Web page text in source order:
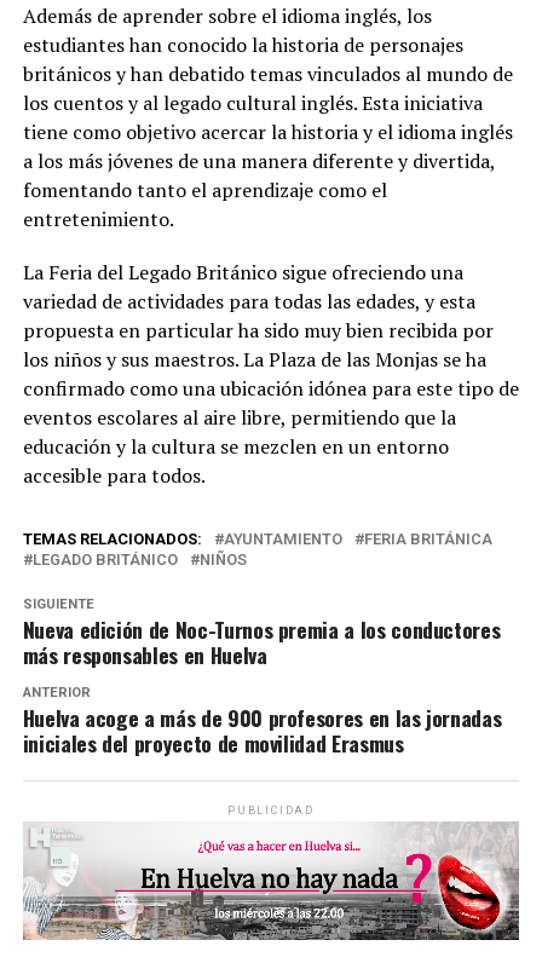
Además de aprender sobre el idioma inglés, los
estudiantes han conocido la historia de personajes
británicos y han debatido temas vinculados al mundo de
los cuentos y al legado cultural inglés. Esta iniciativa
tiene como objetivo acercar la historia y el idioma inglés
a los más jóvenes de una manera diferente y divertida,
fomentando tanto el aprendizaje como el
entretenimiento.
La Feria del Legado Británico sigue ofreciendo una
variedad de actividades para todas las edades, y esta
propuesta en particular ha sido muy bien recibida por
los niños y sus maestros. La Plaza de las Monjas se ha
confirmado como una ubicación idónea para este tipo de
eventos escolares al aire libre, permitiendo que la
educación y la cultura se mezclen en un entorno
accesible para todos.
TEMAS RELACIONADOS: AYUNTAMIENTO
FERIA BRITÁNICA
LEGADO BRITÁNICO
NIÑOS
SIGUIENTE
Nueva edición de Noc-Turnos premia a los conductores
más responsables en Huelva
ANTERIOR
Huelva acoge a más de 900 profesores en las jornadas
iniciales del proyecto de movilidad Erasmus
PUBLICIDAD